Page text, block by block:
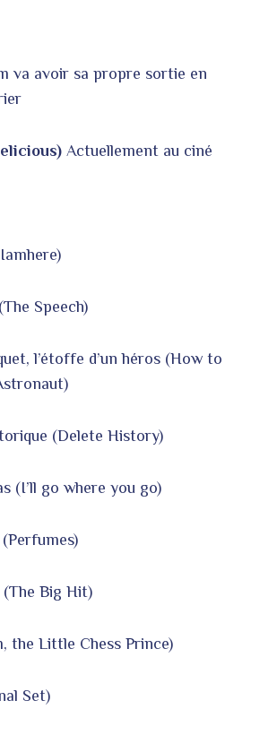
va avoir sa propre sortie en
Actuellement au ciné
Speech)
l’étoffe d’un héros (How to
(Delete History)
(I’ll go where you go)
Big Hit)
the Little Chess Prince)
Set)